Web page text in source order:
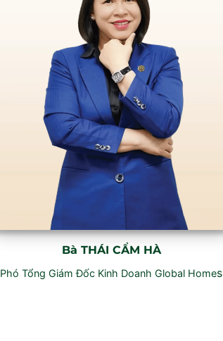
Bà THÁI CẨM HÀ
Phó Tổng Giám Đốc Kinh Doanh Global Homes